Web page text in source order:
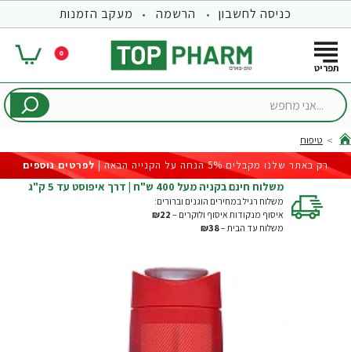
כניסה לחשבון הרשמה מעקב הזמנות
0
...אני
home
טיפוח
רק באתר שלנו מקבלים 5% הנחה על הקנייה הבאה |
לפרטים נוספים
משלוח חינם בקניה מעל 400 ש"ח | דרך איפוסט עד 5 ק"ג
משלוח רגיל במחירים הוגנים וברורים:
איסוף מנקודות איסוף ולוקרים – ₪22
משלוח עד הבית –₪38